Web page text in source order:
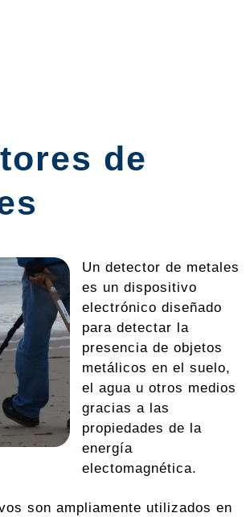
de
Un detector de metales
es un dispositivo
electrónico diseñado
para detectar la
presencia de objetos
metálicos en el suelo,
el agua u otros medios
gracias a las
propiedades de la
energía
electomagnética.
son ampliamente utilizados en